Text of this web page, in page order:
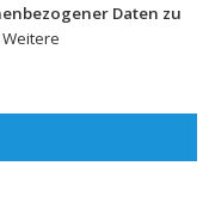
Daten zu